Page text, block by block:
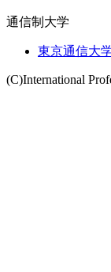
通信制大学
東京通信大
(C)International